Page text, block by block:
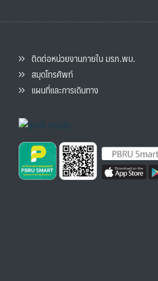
ติดต่อหน่วยงานภายใน มรภ.พบ.
สมุดโทรศัพท์
แผนที่และการเดินทาง